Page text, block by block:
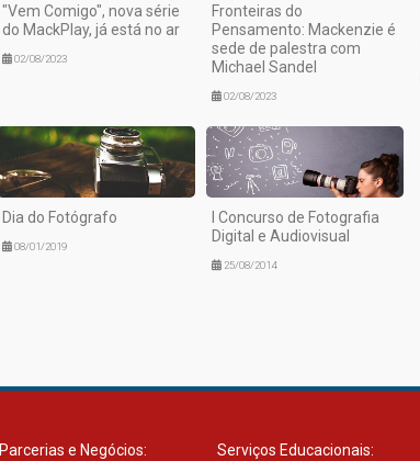
"Vem Comigo", nova série
do MackPlay, já está no ar
02/08/2023
Fronteiras do
Pensamento: Mackenzie é
sede de palestra com
Michael Sandel
02/08/2023
Dia do Fotógrafo
08/01/2019
I Concurso de Fotografia
Digital e Audiovisual
25/08/2014
Parcerias e Negócios:
Serviços Educacionais: